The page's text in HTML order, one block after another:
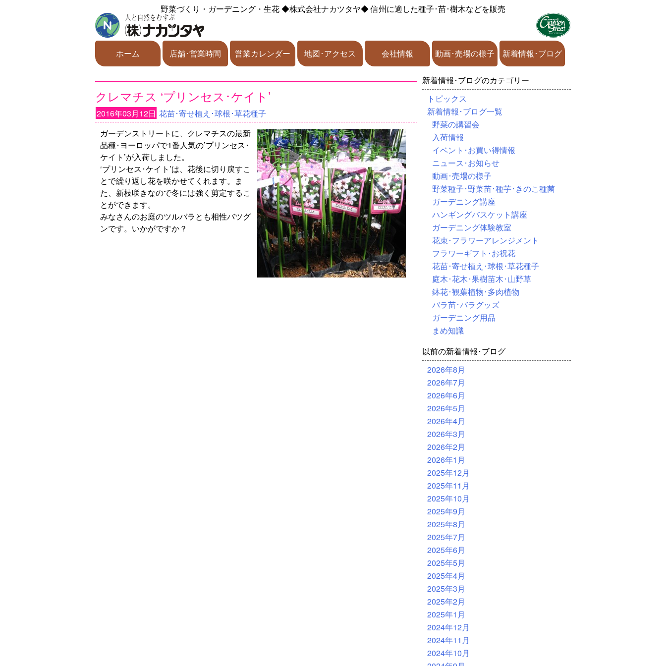
野菜づくり・ガーデニング・生花◆株式会社ナカツタヤ◆信州に適した種子･苗･樹木などを販売
ホーム 店舗･営業時間 営業カレンダー 地図･アクセス 会社情報 動画･売場の様子 新着情報･ブログ
クレマチス ‘プリンセス･ケイト’
2016年03月12日 花苗･寄せ植え･球根･草花種子
ガーデンストリートに、クレマチスの最新
品種･ヨーロッパで1番人気の’プリンセス･
ケイト’が入荷しました。
‘プリンセス･ケイト’は、花後に切り戻すこ
とで繰り返し花を咲かせてくれます。ま
た、新枝咲きなので冬には強く剪定するこ
とができます。
みなさんのお庭のツルバラとも相性バツグ
ンです。いかがですか？
新着情報･ブログのカテゴリー
トピックス
新着情報･ブログ一覧
野菜の講習会
入荷情報
イベント･お買い得情報
ニュース･お知らせ
動画･売場の様子
野菜種子･野菜苗･種芋･きのこ種菌
ガーデニング講座
ハンギングバスケット講座
ガーデニング体験教室
花束･フラワーアレンジメント
フラワーギフト･お祝花
花苗･寄せ植え･球根･草花種子
庭木･花木･果樹苗木･山野草
鉢花･観葉植物･多肉植物
バラ苗･バラグッズ
ガーデニング用品
まめ知識
以前の新着情報･ブログ
2026年8月
2026年7月
2026年6月
2026年5月
2026年4月
2026年3月
2026年2月
2026年1月
2025年12月
2025年11月
2025年10月
2025年9月
2025年8月
2025年7月
2025年6月
2025年5月
2025年4月
2025年3月
2025年2月
2025年1月
2024年12月
2024年11月
2024年10月